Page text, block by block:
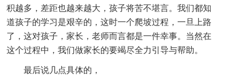
积越多，差距也越来越大，孩子将苦不堪言。我们都知
道孩子的学习是艰辛的，这时一个爬坡过程，一旦上路
了，这对孩子，家长，老师而言都是一件幸事。当然在
这个过程中，我们做家长的要竭尽全力引导与帮助。
最后说几点具体的，